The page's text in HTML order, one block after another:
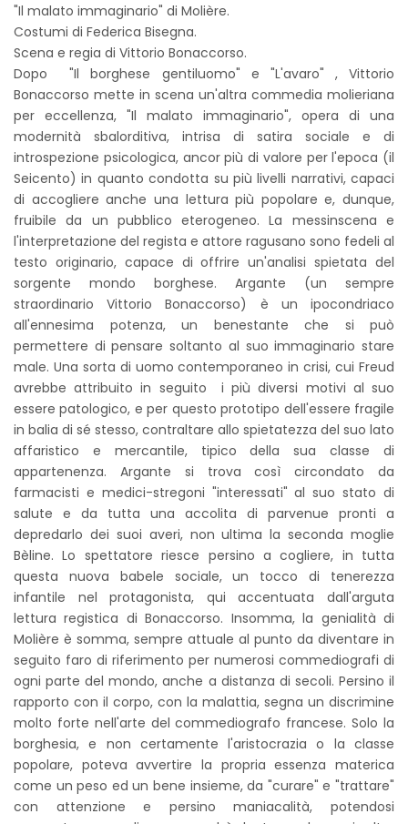
"Il malato immaginario" di Molière.
Costumi di Federica Bisegna.
Scena e regia di Vittorio Bonaccorso.
Dopo "Il borghese gentiluomo" e "L'avaro" , Vittorio
Bonaccorso mette in scena un'altra commedia molieriana
per eccellenza, "Il malato immaginario", opera di una
modernità sbalorditiva, intrisa di satira sociale e di
introspezione psicologica, ancor più di valore per l'epoca (il
Seicento) in quanto condotta su più livelli narrativi, capaci
di accogliere anche una lettura più popolare e, dunque,
fruibile da un pubblico eterogeneo. La messinscena e
l'interpretazione del regista e attore ragusano sono fedeli al
testo originario, capace di offrire un'analisi spietata del
sorgente mondo borghese. Argante (un sempre
straordinario Vittorio Bonaccorso) è un ipocondriaco
all'ennesima potenza, un benestante che si può
permettere di pensare soltanto al suo immaginario stare
male. Una sorta di uomo contemporaneo in crisi, cui Freud
avrebbe attribuito in seguito i più diversi motivi al suo
essere patologico, e per questo prototipo dell'essere fragile
in balia di sé stesso, contraltare allo spietatezza del suo lato
affaristico e mercantile, tipico della sua classe di
appartenenza. Argante si trova così circondato da
farmacisti e medici-stregoni "interessati" al suo stato di
salute e da tutta una accolita di parvenue pronti a
depredarlo dei suoi averi, non ultima la seconda moglie
Bèline. Lo spettatore riesce persino a cogliere, in tutta
questa nuova babele sociale, un tocco di tenerezza
infantile nel protagonista, qui accentuata dall'arguta
lettura registica di Bonaccorso. Insomma, la genialità di
Molière è somma, sempre attuale al punto da diventare in
seguito faro di riferimento per numerosi commediografi di
ogni parte del mondo, anche a distanza di secoli. Persino il
rapporto con il corpo, con la malattia, segna un discrimine
molto forte nell'arte del commediografo francese. Solo la
borghesia, e non certamente l'aristocrazia o la classe
popolare, poteva avvertire la propria essenza materica
come un peso ed un bene insieme, da "curare" e "trattare"
con attenzione e persino maniacalità, potendosi